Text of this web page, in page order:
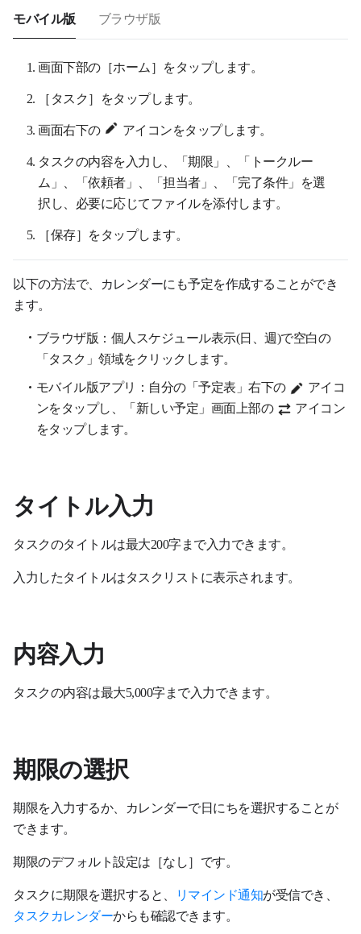
モバイル版 ブラウザ版
画面下部の［ホーム］をタップします。
［タスク］をタップします。
画面右下の
アイコンをタップします。
タスクの内容を入力し、「期限」、「トークルー
ム」、「依頼者」、「担当者」
、「完了条件」を選
択し、必要に応じてファイルを添付します。
［保存］をタップします。
以下の方法で、カレンダーにも予定を作成することができ
ます。
ブラウザ版：個人スケジュール表示(日、週)で空白の
「タスク」領域をクリックします。
モバイル版アプリ：自分の「予定表」右下の
アイコ
ンをタップし、「新しい予定」画面上部の
アイコン
をタップします。
タイトル入力
タスクのタイトルは最大200字まで入力できます。
入力したタイトルはタスクリストに表示されます。
内容入力
タスクの内容は最大5,000字まで入力できます。
期限の選択
期限を入力するか、カレンダーで日にちを選択することが
できます。
期限のデフォルト設定は［なし］です。
タスクに期限を選択すると、
リマインド通知が受信でき、
タスクカレンダーからも確認できます。